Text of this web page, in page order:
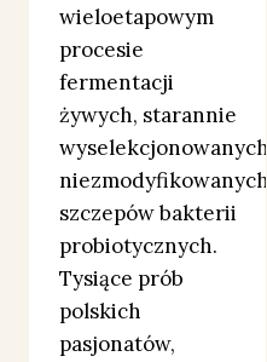
wieloetapowym
procesie
fermentacji
żywych, starannie
wyselekcjonowanych,
niezmodyfikowanych
szczepów bakterii
probiotycznych.
Tysiące prób
polskich
pasjonatów,